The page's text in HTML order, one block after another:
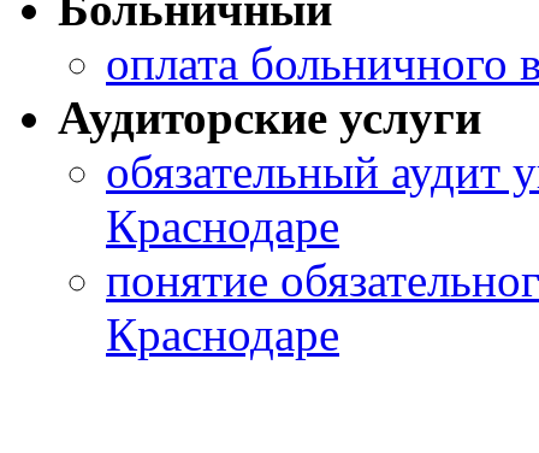
оплата больничного
Аудиторские услуги
обязательный аудит
Краснодаре
понятие
Краснодаре